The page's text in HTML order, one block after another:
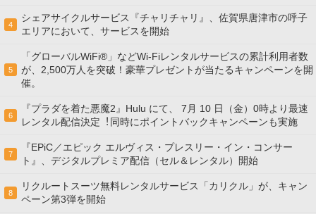
4
シェアサイクルサービス『チャリチャリ』、佐賀県唐津市の呼子
エリアにおいて、サービスを開始
5
「グローバルWiFi®」などWi-Fiレンタルサービスの累計利用者数
が、2,500万人を突破！豪華プレゼントが当たるキャンペーンを開
催。
6
『プラダを着た悪魔2』Hulu にて、 7⽉ 10 ⽇（金）0時より最速
レンタル配信決定︕同時にポイントバックキャンペーンも実施
7
『EPiC／エピック エルヴィス・プレスリー・イン・コンサー
ト』、デジタルプレミア配信（セル＆レンタル）開始
8
リクルートスーツ無料レンタルサービス「カリクル」が、キャン
ペーン第3弾を開始